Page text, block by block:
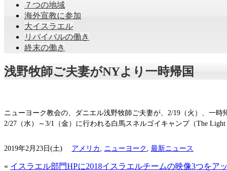
７つの地域
海外宣教に参加
大イスラエル
リバイバルの働き
終末の働き
浅野牧師ご夫妻がNYより一時帰国
ニューヨーク教会の、ダニエル浅野牧師ご夫妻が、2/19（火）、一時
2/27（水）～3/1（金）に行われる白馬スネルゴイキャンプ（The
2019年2月23日(土) アメリカ ニューヨーク 最新ニュース
« イスラエル部門HPに2018イスラエルチームの映像3つをア